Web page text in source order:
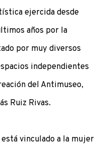
ejercida desde
años por la
por muy diversos
independientes
del Antimuseo,
Ruiz Rivas.
vinculado a la mujer